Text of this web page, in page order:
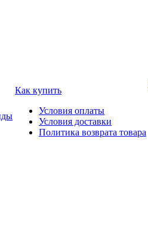
Как купить
Условия оплаты
Условия доставки
Политика возврата товара